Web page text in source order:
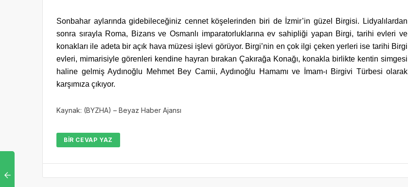
Sonbahar aylarında gidebileceğiniz cennet köşelerinden biri de İzmir’in güzel Birgisi. Lidyalılardan
sonra sırayla Roma, Bizans ve Osmanlı imparatorluklarına ev sahipliği yapan Birgi, tarihi evleri ve
konakları ile adeta bir açık hava müzesi işlevi görüyor. Birgi’nin en çok ilgi çeken yerleri ise tarihi Birgi
evleri, mimarisiyle görenleri kendine hayran bırakan Çakırağa Konağı, konakla birlikte kentin simgesi
haline gelmiş Aydınoğlu Mehmet Bey Camii, Aydınoğlu Hamamı ve İmam-ı Birgivi Türbesi olarak
karşımıza çıkıyor.
Kaynak: (BYZHA) – Beyaz Haber Ajansı
BIR CEVAP YAZ